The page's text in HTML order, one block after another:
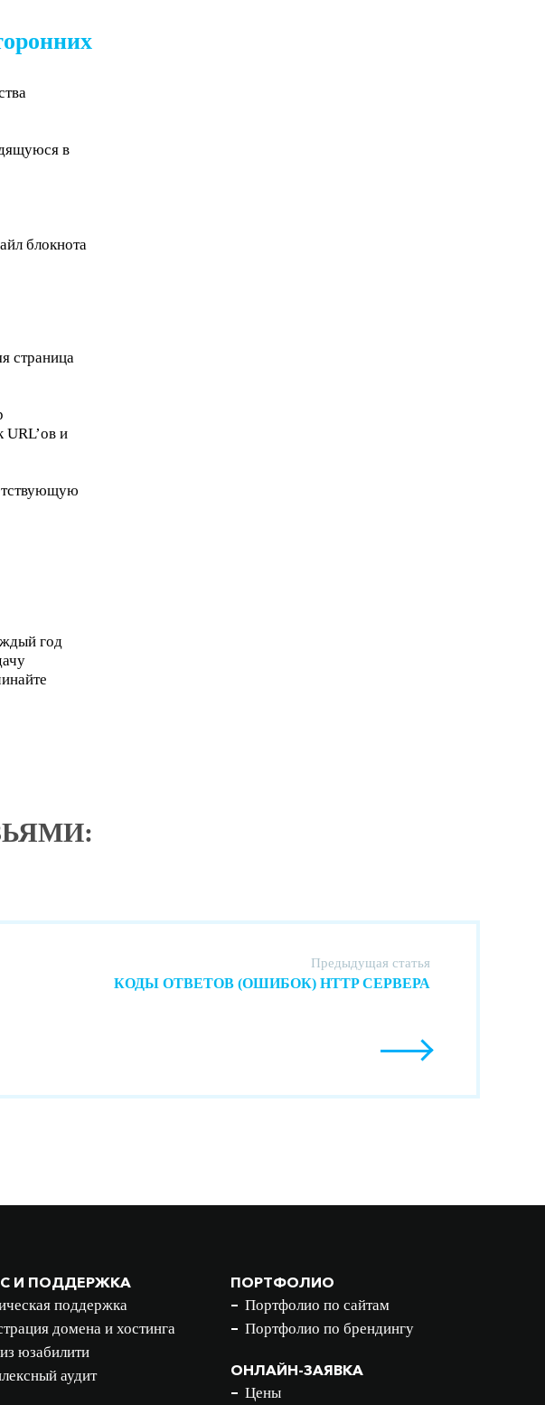
в
блокнота
страница
и
год
Предыдущая статья
КОДЫ ОТВЕТОВ (ОШИБОК) HTTP СЕРВЕРА
И ПОДДЕРЖКА
поддержка
домена и хостинга
юзабилити
аудит
ПОРТФОЛИО
Портфолио по сайтам
Портфолио по брендингу
ОНЛАЙН-ЗАЯВКА
Цены